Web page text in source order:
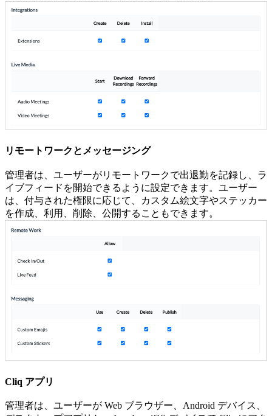
リモートワークとメッセージング
管理者は、ユーザーがリモートワークで出退勤を記録し、ラ
イブフィードを開始できるように設定できます。ユーザー
は、付与された権限に応じて、カスタム絵文字やステッカー
を作成、利用、削除、公開することもできます。
Cliq アプリ
管理者は、ユーザーが Web ブラウザー、Android デバイス、